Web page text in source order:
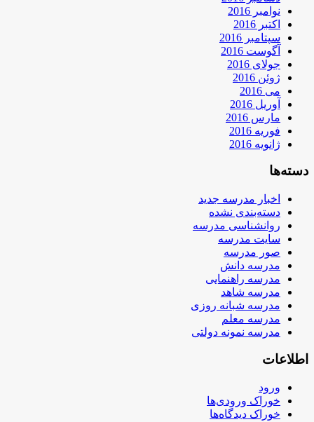
نوامبر 2016
اکتبر 2016
سپتامبر 2016
آگوست 2016
جولای 2016
ژوئن 2016
می 2016
آوریل 2016
مارس 2016
فوریه 2016
ژانویه 2016
دسته‌ها
اخبار مدرسه جدید
دسته‌بندی نشده
روانشناسی مدرسه
سایت مدرسه
صور مدرسه
مدرسه دانش
مدرسه راهنمایی
مدرسه شاهد
مدرسه شبانه روزی
مدرسه معلم
مدرسه نمونه دولتی
اطلاعات
ورود
خوراک ورودی‌ها
خوراک دیدگاه‌ها